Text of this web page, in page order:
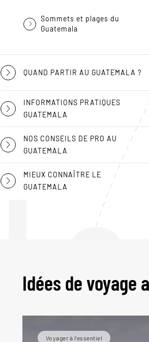
Le
Sommets et plages du
Guatemala
QUAND PARTIR AU GUATEMALA ?
INFORMATIONS PRATIQUES
GUATEMALA
NOS CONSEILS DE PRO AU
GUATEMALA
MIEUX CONNAÎTRE LE
GUATEMALA
Idées de voyage
Voyager à l’essentiel